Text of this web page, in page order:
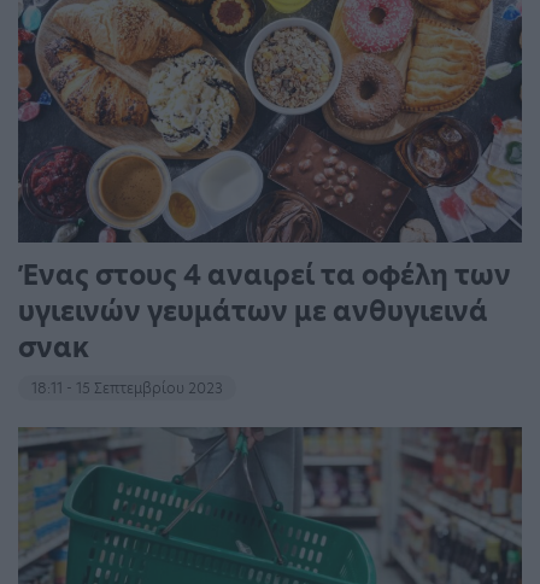
Ένας στους 4 αναιρεί τα οφέλη των
υγιεινών γευμάτων με ανθυγιεινά
σνακ
18:11 - 15 Σεπτεμβρίου 2023